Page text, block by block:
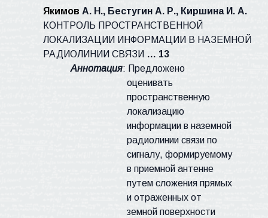
Якимов А. Н., Бестугин А. Р., Киршина И. А.
КОНТРОЛЬ ПРОСТРАНСТВЕННОЙ
ЛОКАЛИЗАЦИИ ИНФОРМАЦИИ В НАЗЕМНОЙ
РАДИОЛИНИИ СВЯЗИ … 13
Аннотация: Предложено
оценивать
пространственную
локализацию
информации в наземной
радиолинии связи по
сигналу, формируемому
в приемной антенне
путем сложения прямых
и отраженных от
земной поверхности